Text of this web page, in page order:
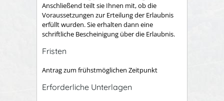
Anschließend teilt sie Ihnen mit, ob die
Voraussetzungen zur Erteilung der Erlaubnis
erfüllt wurden. Sie erhalten dann eine
schriftliche Bescheinigung über die Erlaubnis.
Fristen
Antrag zum frühstmöglichen Zeitpunkt
Erforderliche Unterlagen